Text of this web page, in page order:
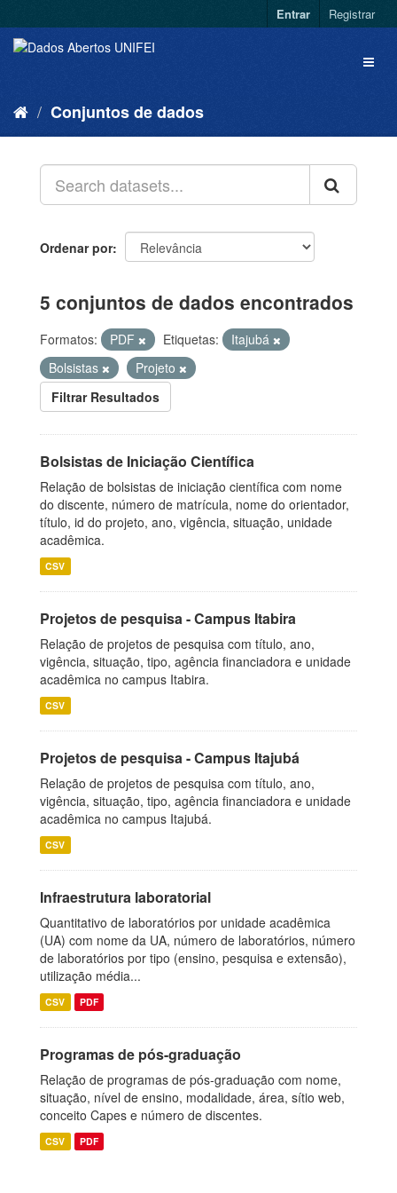
Entrar Registrar
Conjuntos de dados
Ordenar por
5 conjuntos de dados encontrados
Formatos: PDF Etiquetas:
Itajubá
Bolsistas
Projeto
Filtrar Resultados
Bolsistas de Iniciação Científica
Relação de bolsistas de iniciação científica com nome
do discente, número de matrícula, nome do orientador,
título, id do projeto, ano, vigência, situação, unidade
acadêmica.
CSV
Projetos de pesquisa - Campus Itabira
Relação de projetos de pesquisa com título, ano,
vigência, situação, tipo, agência financiadora e unidade
acadêmica no campus Itabira.
CSV
Projetos de pesquisa - Campus Itajubá
Relação de projetos de pesquisa com título, ano,
vigência, situação, tipo, agência financiadora e unidade
acadêmica no campus Itajubá.
CSV
Infraestrutura laboratorial
Quantitativo de laboratórios por unidade acadêmica
(UA) com nome da UA, número de laboratórios, número
de laboratórios por tipo (ensino, pesquisa e extensão),
utilização média...
CSV PDF
Programas de pós-graduação
Relação de programas de pós-graduação com nome,
situação, nível de ensino, modalidade, área, sítio web,
conceito Capes e número de discentes.
CSV PDF